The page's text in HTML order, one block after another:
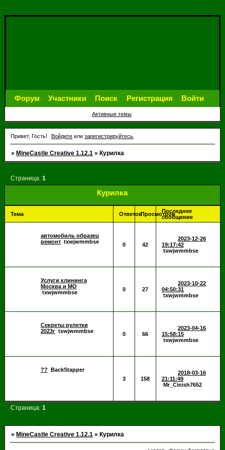
Форум Участники Поиск Регистрация Войти
Активные темы
Привет, Гость! Войдите илизарегистрируйтесь
»MineCastle Creative 1.12.1 »Курилка
Курилка
Страница:1
Тема ОтветовПросмотровПоследнее
сообщение
автомобиль образец
ремонт txwjwmmbse 0 42
2023-12-26
19:17:42
txwjwmmbse
Услуги клининга
Москва и МО
txwjwmmbse
0 27
2023-10-22
04:50:31
txwjwmmbse
Секреты рулетки
2023г txwjwmmbse 0 66
2023-04-16
15:58:15
txwjwmmbse
?? BackStapper
3
158
2018-03-16
21:11:49
Mr_Cinish7652
Страница:1
» MineCastle Creative 1.12.1 » Курилка